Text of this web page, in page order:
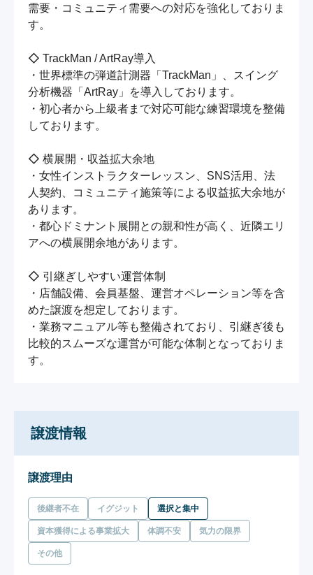
需要・コミュニティ需要への対応を強化しておりま
す。
◇ TrackMan / ArtRay導入
・世界標準の弾道計測器「TrackMan」、スイング
分析機器「ArtRay」を導入しております。
・初心者から上級者まで対応可能な練習環境を整備
しております。
◇ 横展開・収益拡大余地
・女性インストラクターレッスン、SNS活用、法
人契約、コミュニティ施策等による収益拡大余地が
あります。
・都心ドミナント展開との親和性が高く、近隣エリ
アへの横展開余地があります。
◇ 引継ぎしやすい運営体制
・店舗設備、会員基盤、運営オペレーション等を含
めた譲渡を想定しております。
・業務マニュアル等も整備されており、引継ぎ後も
比較的スムーズな運営が可能な体制となっておりま
す。
譲渡情報
譲渡理由
後継者不在 イグジット 選択と集中
資本獲得による事業拡大 体調不安 気力の限界
その他